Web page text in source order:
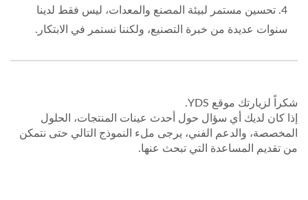
4. تحسين مستمر لبيئة المصنع والمعدات، ليس فقط لدينا
سنوات عديدة من خبرة التصنيع، ولكننا نستمر في الابتكار.
شكراً لزيارتك موقع YDS.
إذا كان لديك أي سؤال حول أحدث عينات المنتجات، الحلول
المخصصة، والدعم الفني، يرجى ملء النموذج التالي حتى نتمكن
من تقديم المساعدة التي تبحث عنها.